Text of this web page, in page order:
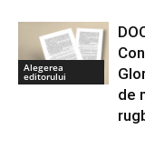
Alegerea
editorului
de